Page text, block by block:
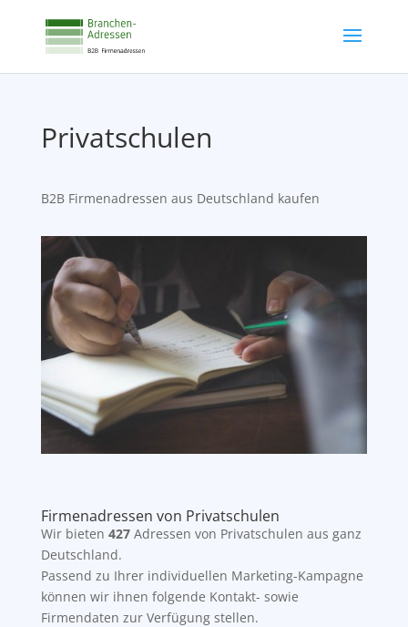
Privatschulen
B2B Firmenadressen aus Deutschland kaufen
Firmenadressen von Privatschulen
Wir bieten 427Adressen von Privatschulen aus ganz
Deutschland.
Passend zu Ihrer individuellen Marketing-Kampagne
können wir ihnen folgende Kontakt- sowie
Firmendaten zur Verfügung stellen.